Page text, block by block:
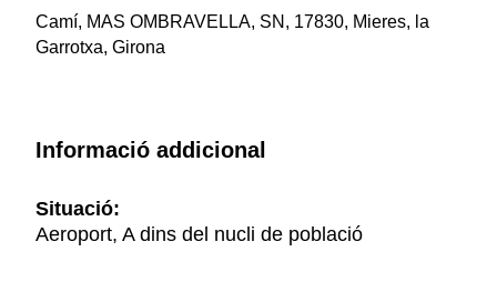
Camí, MAS OMBRAVELLA, SN, 17830, Mieres, la
Garrotxa, Girona
Informació addicional
Situació:
Aeroport, A dins del nucli de població